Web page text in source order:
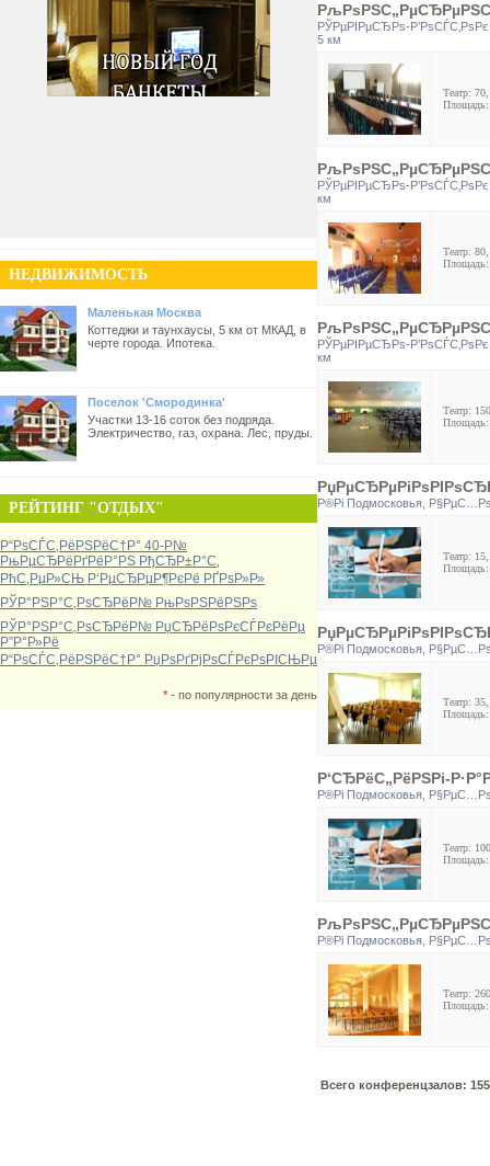
НЕДВИЖИМОСТЬ
Маленькая Москва
Коттеджи и таунхаусы, 5 км от МКАД, в
черте города. Ипотека.
Поселок 'Смородинка'
Участки 13-16 соток без подряда.
Электричество, газ, охрана. Лес, пруды.
РЕЙТИНГ "ОТДЫХ"
Р“РѕСЃС‚РёРЅРёС†Р° 40-Р№
РњРµСЂРёРґРёР°РЅ РђСЂР±Р°С‚
РћС‚РµР»СЊ Р‘РµСЂРµР¶РєРё РҐРѕР»Р»
РЎР°РЅР°С‚РѕСЂРёР№ РњРѕРЅРёРЅРѕ
РЎР°РЅР°С‚РѕСЂРёР№ РџСЂРёРѕРєСЃРєРёРµ
Р”Р°Р»Рё
Р“РѕСЃС‚РёРЅРёС†Р° РџРѕРґРјРѕСЃРєРѕРІСЊРµ
* - по популярности за день
РЎРµРІРµСЂРѕ-
5 км
Театр:
Площадь:
РЎРµРІРµСЂРѕ-
км
Театр:
Площадь:
РЎРµРІРµСЂРѕ-
км
Театр:
Площадь:
Р®Рі Подмосковья
Театр:
Площадь:
Р®Рі Подмосковья
Театр:
Площадь:
Р‘СЂРёС„РёРЅРі-
Р®Рі Подмосковья
Театр:
Площадь:
Р®Рі Подмосковья
Театр:
Площадь:
Всего конференцзалов: 155